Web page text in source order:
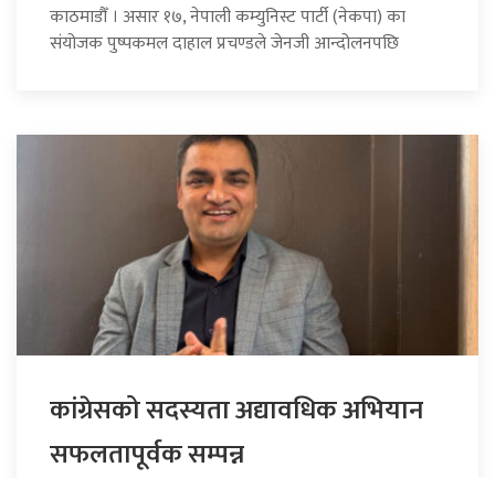
काठमाडौँ । असार १७, नेपाली कम्युनिस्ट पार्टी (नेकपा) का
संयोजक पुष्पकमल दाहाल प्रचण्डले जेनजी आन्दोलनपछि
कांग्रेसको सदस्यता अद्यावधिक अभियान
सफलतापूर्वक सम्पन्न